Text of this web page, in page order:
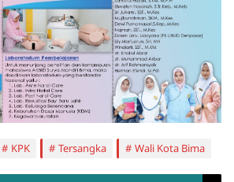
KPK Tersangka Wali Kota Bima